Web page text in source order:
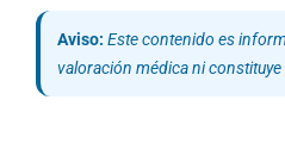
Aviso: Este contenido es
valoración médica ni constituye